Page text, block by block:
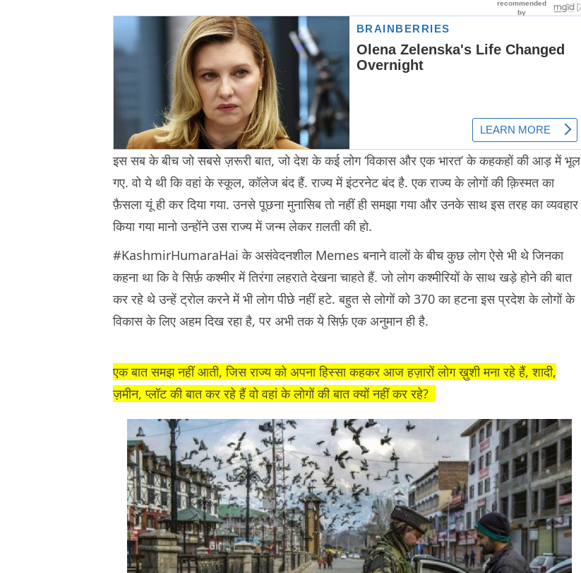
इस सब के बीच जो सबसे ज़रूरी बात, जो देश के कई लोग ‘विकास और एक भारत’ के कहकहों की आड़ में भूल
गए. वो ये थी कि वहां के स्कूल, कॉलेज बंद हैं. राज्य में इंटरनेट बंद है. एक राज्य के लोगों की क़िस्मत का
फ़ैसला यूं ही कर दिया गया. उनसे पूछना मुनासिब तो नहीं ही समझा गया और उनके साथ इस तरह का व्यवहार
किया गया मानो उन्होंने उस राज्य में जन्म लेकर ग़लती की हो.
#KashmirHumaraHai के असंवेदनशील Memes बनाने वालों के बीच कुछ लोग ऐसे भी थे जिनका
कहना था कि वे सिर्फ़ कश्मीर में तिरंगा लहराते देखना चाहते हैं. जो लोग कश्मीरियों के साथ खड़े होने की बात
कर रहे थे उन्हें ट्रोल करने में भी लोग पीछे नहीं हटे. बहुत से लोगों को 370 का हटना इस प्रदेश के लोगों के
विकास के लिए अहम दिख रहा है, पर अभी तक ये सिर्फ़ एक अनुमान ही है.
एक बात समझ नहीं आती, जिस राज्य को अपना हिस्सा कहकर आज हज़ारों लोग ख़ुशी मना रहे हैं, शादी,
ज़मीन, प्लॉट की बात कर रहे हैं वो वहां के लोगों की बात क्यों नहीं कर रहे?